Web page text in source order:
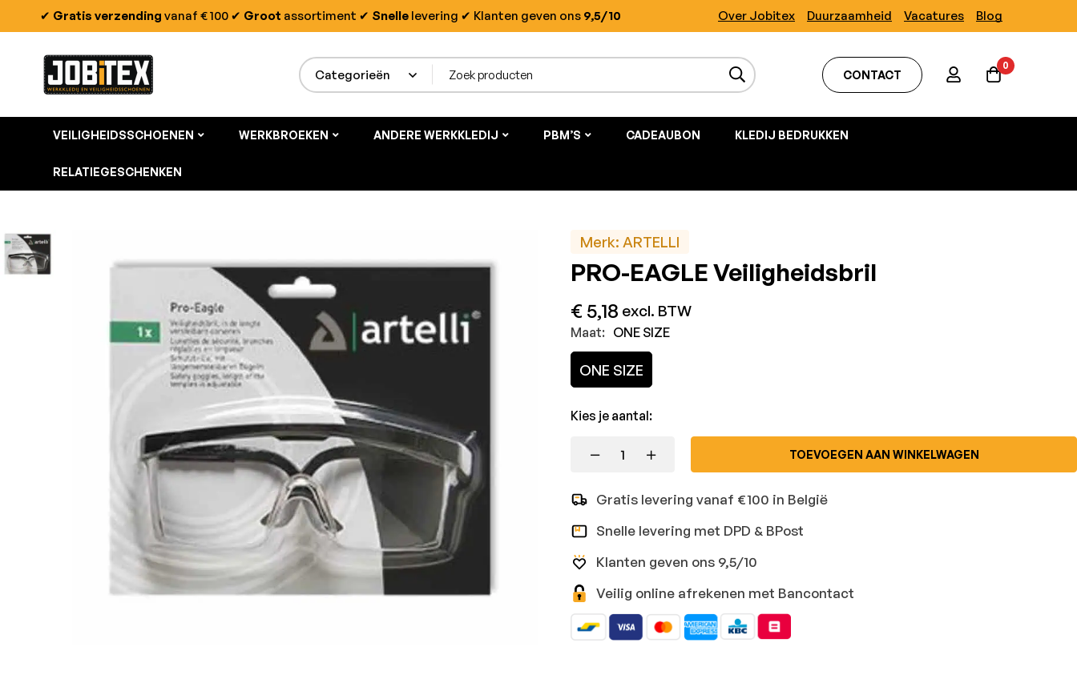
✔ Gratis verzending vanaf € 100 ✔ Groot assortiment ✔ Snelle levering ✔ Klanten geven ons 9,5/10 Over Jobitex Duurzaamheid Vacatures Blog
CONTACT
0
VEILIGHEIDSSCHOENEN WERKBROEKEN ANDERE WERKKLEDIJ PBM’S CADEAUBON KLEDIJ BEDRUKKEN
RELATIEGESCHENKEN
Merk: ARTELLI
PRO-EAGLE Veiligheidsbril
€ 5,18 excl. BTW
Maat: ONE SIZE
ONE SIZE
Kies je aantal:
TOEVOEGEN AAN WINKELWAGEN
Gratis levering vanaf €100 in België
Snelle levering met DPD & BPost
Klanten geven ons 9,5/10
Veilig online afrekenen met Bancontact